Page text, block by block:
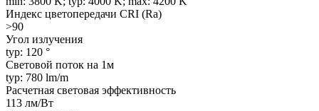
Индекс цветопередачи CRI (Ra)
>90
Угол излучения
typ: 120 °
Световой поток на 1м
typ: 780 lm/m
Расчетная световая эффективность
113 лм/Вт